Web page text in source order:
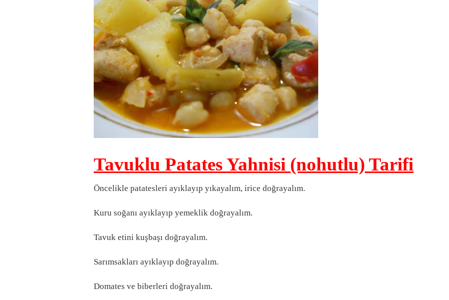
Tavuklu Patates Yahnisi (nohutlu) Tarifi
Öncelikle patatesleri ayıklayıp yıkayalım, irice doğrayalım.
Kuru soğanı ayıklayıp yemeklik doğrayalım.
Tavuk etini kuşbaşı doğrayalım.
Sarımsakları ayıklayıp doğrayalım.
Domates ve biberleri doğrayalım.